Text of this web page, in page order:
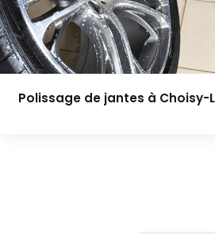
Polissage de jantes à Choisy-